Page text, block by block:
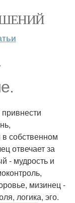
в собственном
отвечает за
- мудрость и
мизинец -
логика, эго.